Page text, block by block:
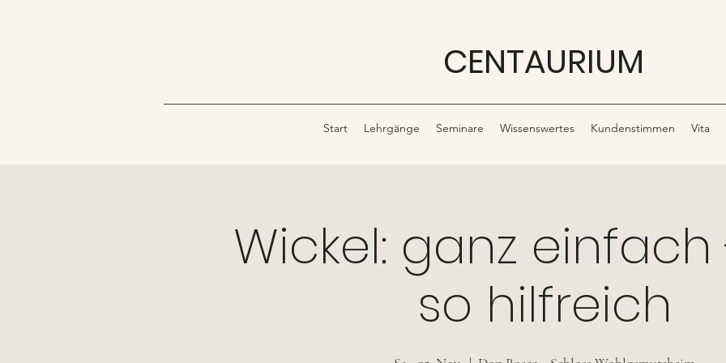
CENTAURIUM
Start Lehrgänge Seminare Wissenswertes Kundenstimmen Vita
Wickel: ganz
so hilfreich